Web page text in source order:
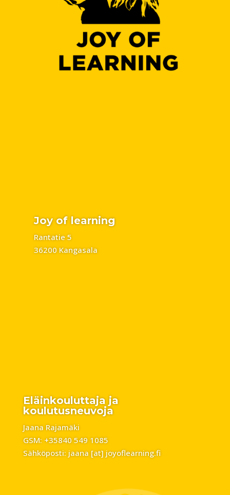
Joy of learning
Rantatie 5
36200 Kangasala
Eläinkouluttaja ja
koulutusneuvoja
Jaana Rajamäki
GSM: +35840 549 1085
Sähköposti: jaana [at] joyoflearning.fi